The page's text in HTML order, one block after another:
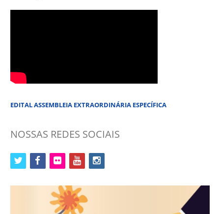
EDITAL ASSEMBLEIA EXTRAORDINÁRIA ESPECÍFICA
NOSSAS REDES SOCIAIS
twitter facebookflickr youtubeinstagram